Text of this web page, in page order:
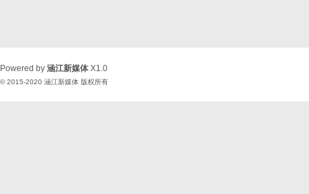
Powered by 涵江新媒体 X1.0
© 2015-2020 涵江新媒体 版权所有